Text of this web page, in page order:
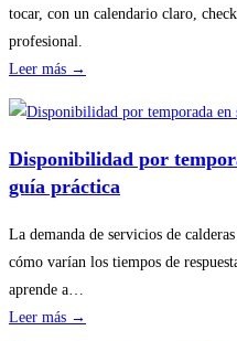
tocar, con un calendario claro,
profesional.
Leer más →
planificar
revisiones
básicas
hogar
sin
Disponibilidad por
guía práctica
La demanda de servicios de
cómo varían los tiempos de
aprende a…
Leer más →